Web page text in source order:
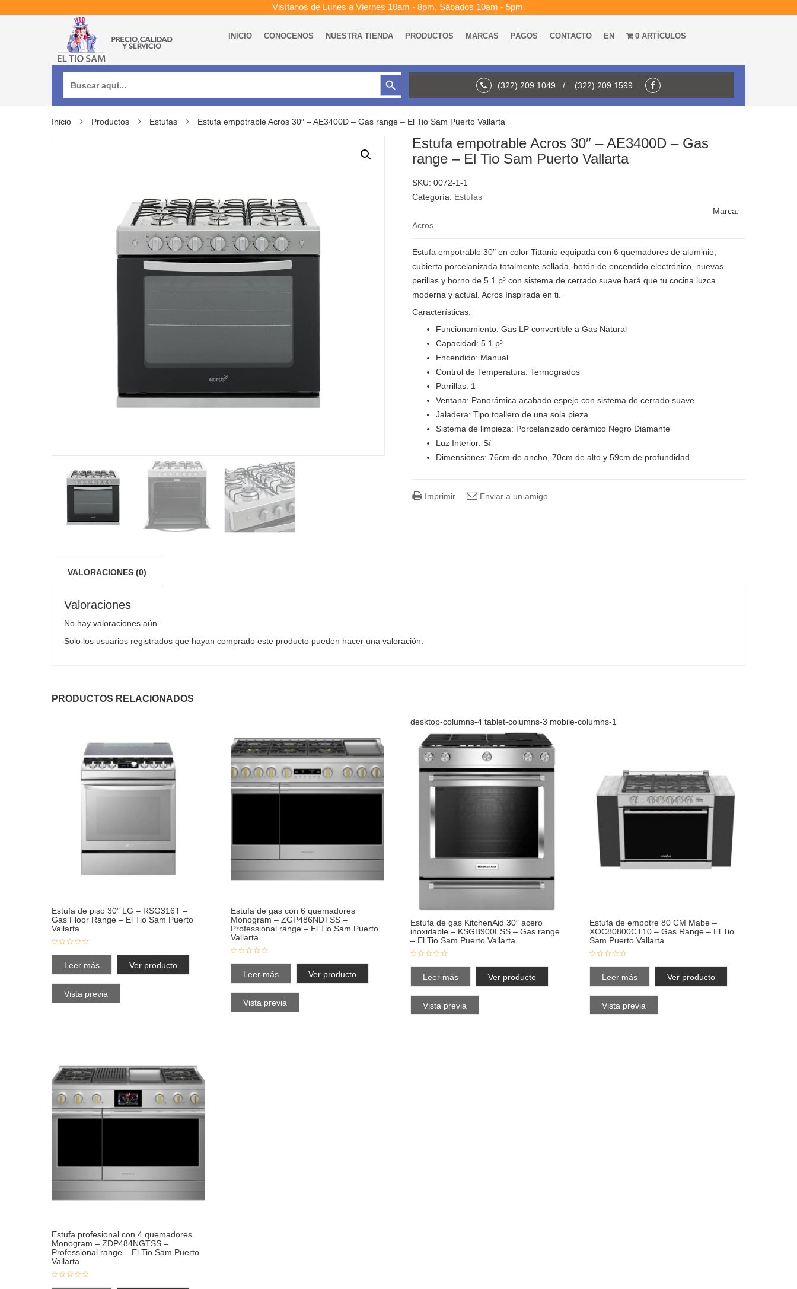
Visítanos de Lunes a Viernes 10am - 8pm, Sábados 10am - 5pm.
INICIO CONOCENOS NUESTRA TIENDA PRODUCTOS MARCAS PAGOS CONTACTO EN 0 ARTÍCULOS
Botón de búsqueda
(322) 209 1049 / (322) 209 1599
Inicio Productos Estufas Estufa empotrable Acros 30″ – AE3400D – Gas range – El Tio Sam Puerto Vallarta
Estufa empotrable Acros 30″ – AE3400D – Gas
range – El Tio Sam Puerto Vallarta
SKU:0072-1-1
Categoría: Estufas
Marca:
Acros
Estufa empotrable 30″ en color Tittanio equipada con 6 quemadores de aluminio,
cubierta porcelanizada totalmente sellada, botón de encendido electrónico, nuevas
perillas y horno de 5.1 p³ con sistema de cerrado suave hará que tu cocina luzca
moderna y actual. Acros Inspirada en ti.
Características:
Funcionamiento: Gas LP convertible a Gas Natural
Capacidad: 5.1 p³
Encendido: Manual
Control de Temperatura: Termogrados
Parrillas: 1
Ventana: Panorámica acabado espejo con sistema de cerrado suave
Jaladera: Tipo toallero de una sola pieza
Sistema de limpieza: Porcelanizado cerámico Negro Diamante
Luz Interior: Sí
Dimensiones: 76cm de ancho, 70cm de alto y 59cm de profundidad.
Imprimir Enviar a un amigo
VALORACIONES (0)
Valoraciones
No hay valoraciones aún.
Solo los usuarios registrados que hayan comprado este producto pueden hacer una valoración.
PRODUCTOS RELACIONADOS
desktop-columns-4 tablet-columns-3 mobile-columns-1
Estufa de piso 30″ LG – RSG316T –
Gas Floor Range – El Tio Sam Puerto
Vallarta
Leer más Ver producto
Vista previa
Estufa de gas con 6 quemadores
Monogram – ZGP486NDTSS –
Professional range – El Tio Sam Puerto
Vallarta
Leer más Ver producto
Vista previa
Estufa de gas KitchenAid 30″ acero
inoxidable – KSGB900ESS – Gas range
– El Tio Sam Puerto Vallarta
Leer más Ver producto
Vista previa
Estufa de empotre 80 CM Mabe –
XOC80800CT10 – Gas Range – El Tio
Sam Puerto Vallarta
Leer más Ver producto
Vista previa
Estufa profesional con 4 quemadores
Monogram – ZDP484NGTSS –
Professional range – El Tio Sam Puerto
Vallarta